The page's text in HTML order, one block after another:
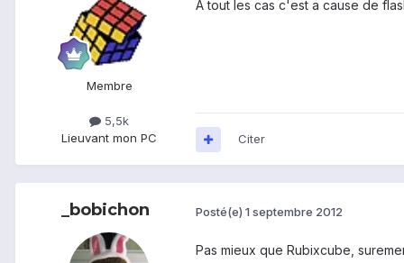
Membre
5,5k
Lieuvant mon PC
A tout les cas c'est a cause de
Citer
_bobichon Posté(e) 1 septembre 2012
Pas mieux que Rubixcube,